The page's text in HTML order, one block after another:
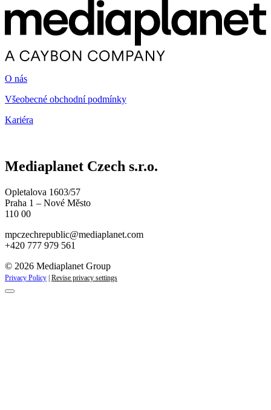
O nás
Všeobecné obchodní podmínky
Kariéra
Mediaplanet Czech s.r.o.
Opletalova 1603/57
Praha 1 – Nové Město
110 00
mpczechrepublic@mediaplanet.com
+420 777 979 561
© 2026 Mediaplanet Group
Privacy Policy | Revise privacy settings